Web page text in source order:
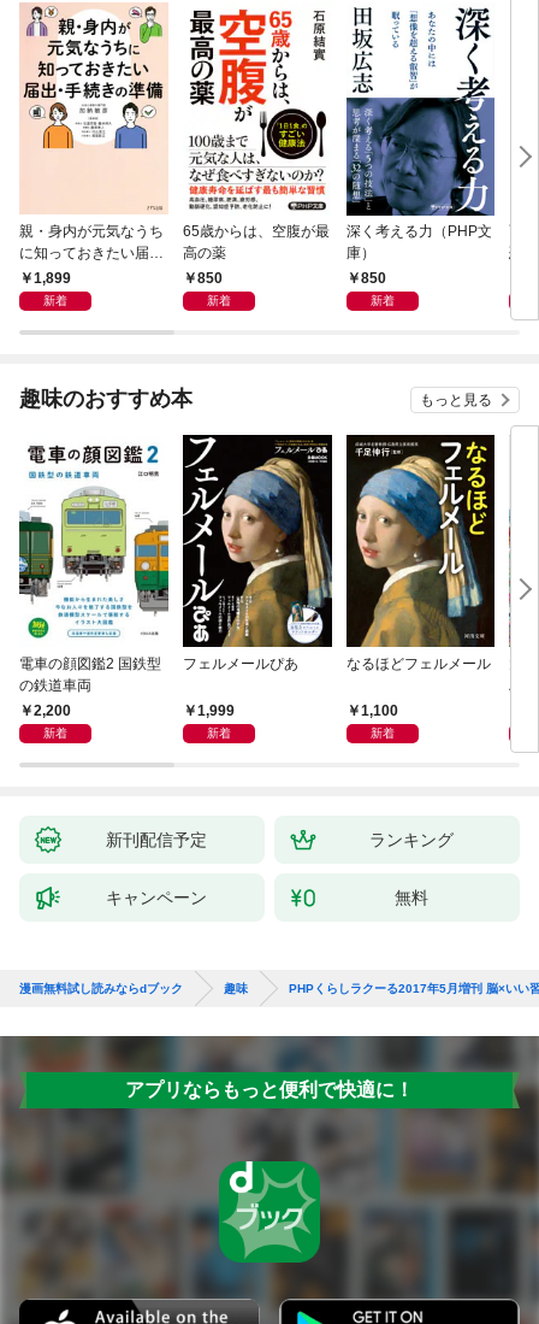
親・身内が元気なうち
に知っておきたい届
出・手続きの準備（き
ずな出版）
1,899
新着
65歳からは、空腹が最
高の薬
850
新着
深く考える力（PHP文
庫）
850
新着
面
恐
趣味のおすすめ本 もっと見る
電車の顔図鑑2 国鉄型
の鉄道車両
2,200
新着
フェルメールぴあ
1,999
新着
なるほどフェルメール
1,100
新着
ハ
新刊配信予定 ランキング
キャンペーン 無料
漫画無料試し読みならdブック 趣味 PHPくらしラクーる2017年5月増刊 脳×いい
アプリならもっと便利で快適に！